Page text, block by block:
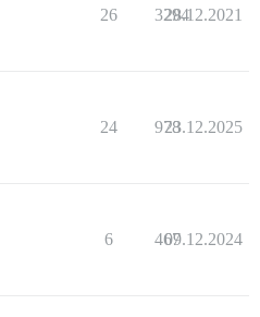
26 3294
28.12.2021
24 978
23.12.2025
6 467
09.12.2024